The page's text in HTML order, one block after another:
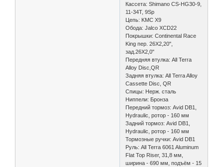
Кассета: Shimano CS-HG30-9,
11-34T, 9Sp
Цепь: KMC X9
Обода: Jalco XCD22
Покрышки: Continental Race
King пер. 26X2,20",
зад.26X2,0"
Передняя втулка: All Terra
Alloy Disc,QR
Задняя втулка: All Terra Alloy
Cassette Disc, QR
Спицы: Нерж. сталь
Ниппели: Бронза
Передний тормоз: Avid DB1,
Hydraulic, ротор - 160 мм
Задний тормоз: Avid DB1,
Hydraulic, ротор - 160 мм
Тормозные ручки: Avid DB1
Руль: All Terra 6061 Aluminum
Flat Top Riser, 31,8 мм,
ширина - 690 мм, подъём - 15